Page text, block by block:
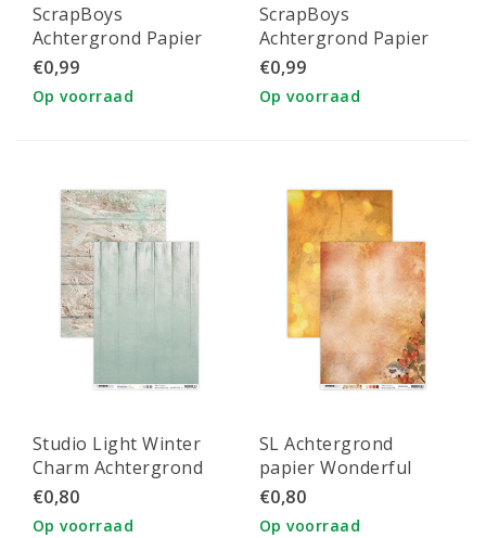
ScrapBoys
Achtergrond Papier
Christmas Wishes
€0,99
Op voorraad
ScrapBoys
Achtergrond Papier
Christmas Wishes
€0,99
Op voorraad
Studio Light Winter
Charm Achtergrond
€0,80
Op voorraad
SL Achtergrond
papier Wonderful
Autumn A4 nr. 330
€0,80
Op voorraad